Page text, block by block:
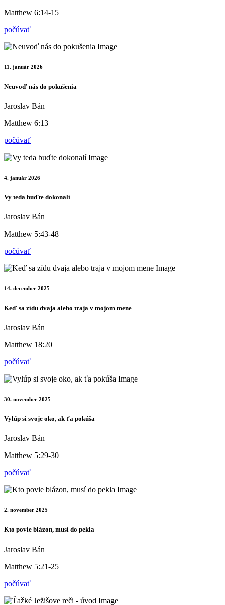
Matthew 6:14-15
počúvať
11. január 2026
Neuvoď nás do pokušenia
Jaroslav Bán
Matthew 6:13
počúvať
4. január 2026
Vy teda buďte dokonalí
Jaroslav Bán
Matthew 5:43-48
počúvať
14. december 2025
Keď sa zídu dvaja alebo traja v mojom mene
Jaroslav Bán
Matthew 18:20
počúvať
30. november 2025
Vylúp si svoje oko, ak ťa pokúša
Jaroslav Bán
Matthew 5:29-30
počúvať
2. november 2025
Kto povie blázon, musí do pekla
Jaroslav Bán
Matthew 5:21-25
počúvať